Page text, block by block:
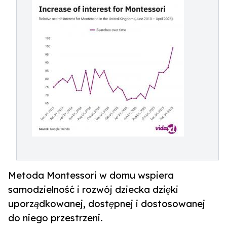
Metoda Montessori w domu wspiera
samodzielność i rozwój dziecka dzięki
uporządkowanej, dostępnej i dostosowanej
do niego przestrzeni.